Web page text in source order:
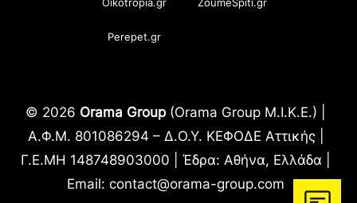
Oikotropia.gr ZoumeSpiti.gr
Perepet.gr
© 2026 Orama Group(Orama Group Μ.Ι.Κ.Ε.) |
Α.Φ.Μ. 801086294 – Δ.Ο.Υ. ΚΕΦΟΔΕ Αττικής |
Γ.Ε.ΜΗ 148748903000 | Έδρα: Αθήνα, Ελλάδα |
Email: contact@orama-group.com